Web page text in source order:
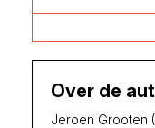
Over de
Jeroen Grooten